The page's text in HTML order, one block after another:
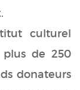
culturel
plus de 250
donateurs